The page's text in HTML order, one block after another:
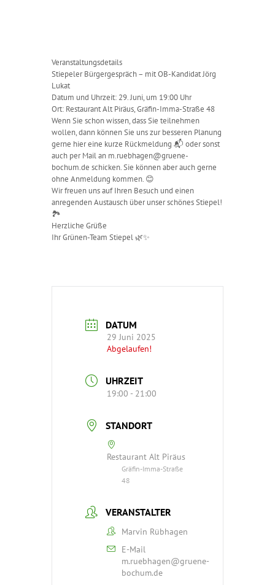
Veranstaltungsdetails
Stiepeler Bürgergespräch – mit OB-Kandidat Jörg
Lukat
Datum und Uhrzeit: 29. Juni, um 19:00 Uhr
Ort: Restaurant Alt Piräus, Gräfin-Imma-Straße 48
Wenn Sie schon wissen, dass Sie teilnehmen
wollen, dann können Sie uns zur besseren Planung
gerne hier eine kurze Rückmeldung 📬 oder sonst
auch per Mail an m.ruebhagen@gruene-
bochum.de schicken. Sie können aber auch gerne
ohne Anmeldung kommen. 😊
Wir freuen uns auf Ihren Besuch und einen
anregenden Austausch über unser schönes Stiepel!
🏞️
Herzliche Grüße
Ihr Grünen-Team Stiepel 🌿✨
DATUM
29 Juni 2025
Abgelaufen!
UHRZEIT
19:00 - 21:00
STANDORT
Restaurant Alt Piräus
Gräfin-Imma-Straße
48
VERANSTALTER
Marvin Rübhagen
E-Mail
m.ruebhagen@gruene-
bochum.de